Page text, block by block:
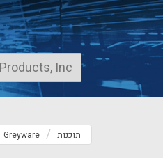
תוכנות Greyware